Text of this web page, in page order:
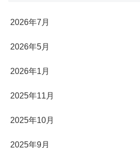
2026年7月
2026年5月
2026年1月
2025年11月
2025年10月
2025年9月